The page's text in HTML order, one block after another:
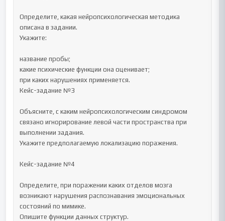
Определите, какая нейропсихологическая методика
описана в задании.
Укажите:
название пробы;
какие психические функции она оценивает;
при каких нарушениях применяется.
Кейс-задание №3
Объясните, с каким нейропсихологическим синдромом
связано игнорирование левой части пространства при
выполнении задания.
Укажите предполагаемую локализацию поражения.
Кейс-задание №4
Определите, при поражении каких отделов мозга
возникают нарушения распознавания эмоциональных
состояний по мимике.
Опишите функции данных структур.